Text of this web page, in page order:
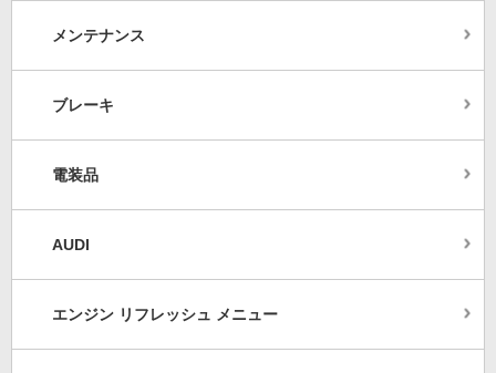
メンテナンス
ブレーキ
電装品
AUDI
エンジン リフレッシュ メニュー